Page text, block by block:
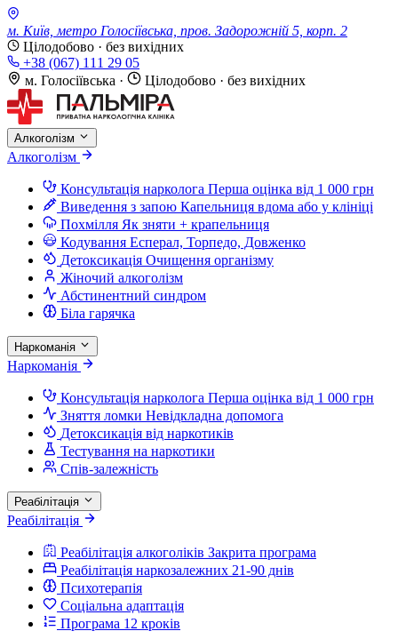
м. Київ, метро Голосіївська, пров. Задорожній 5, корп. 2
Цілодобово · без вихідних
+38 (067) 111 29 05
м. Голосіївська · Цілодобово · без вихідних
Алкоголізм
Алкоголізм
Консультація нарколога Перша оцінка від 1 000 грн
Виведення з запою Капельниця вдома або у клініці
Похмілля Як зняти + крапельниця
Кодування Есперал, Торпедо, Довженко
Детоксикація Очищення організму
Жіночий алкоголізм
Абстинентний синдром
Біла гарячка
Наркоманія
Наркоманія
Консультація нарколога Перша оцінка від 1 000 грн
Зняття ломки Невідкладна допомога
Детоксикація від наркотиків
Тестування на наркотики
Спів-залежність
Реабілітація
Реабілітація
Реабілітація алкоголіків Закрита програма
Реабілітація наркозалежних 21-90 днів
Психотерапія
Соціальна адаптація
Програма 12 кроків